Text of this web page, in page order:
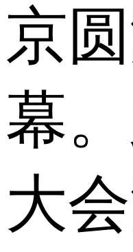
京
幕
大